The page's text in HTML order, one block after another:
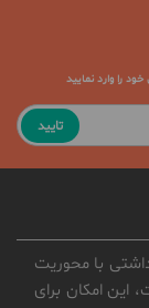
را وارد نمایید
تایید
با محوریت
امکان برای